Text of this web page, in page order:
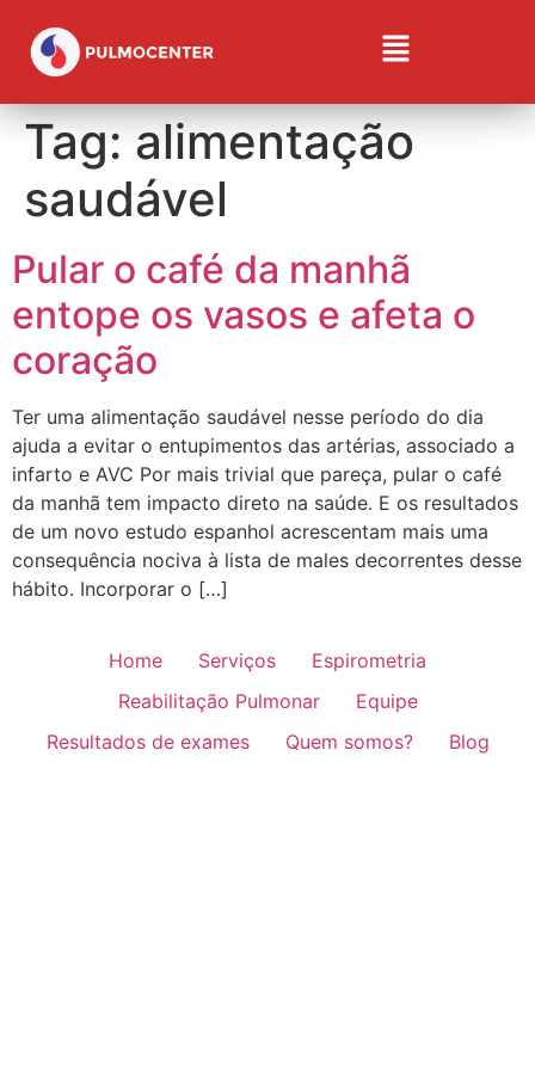
Tag:alimentação
saudável
Pular o café da manhã
entope os vasos e afeta o
coração
Ter uma alimentação saudável nesse período do dia
ajuda a evitar o entupimentos das artérias, associado a
infarto e AVC Por mais trivial que pareça, pular o café
da manhã tem impacto direto na saúde. E os resultados
de um novo estudo espanhol acrescentam mais uma
consequência nociva à lista de males decorrentes desse
hábito. Incorporar o […]
Home Serviços
Espirometria
Reabilitação Pulmonar
Equipe
Resultados de exames
Quem somos? Blog